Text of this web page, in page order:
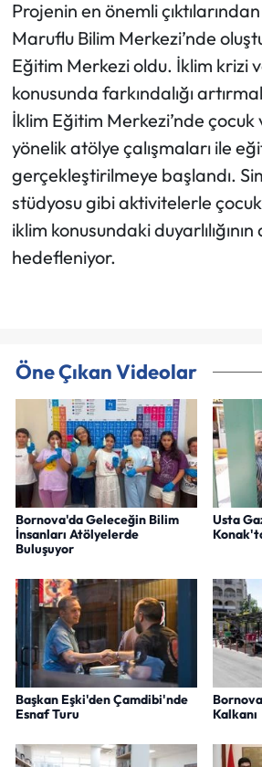
Projenin en önemli
Maruflu Bilim Merkezi’nde
Eğitim Merkezi oldu. İklim krizi
konusunda farkındalığı
İklim Eğitim Merkezi’nde çocuk
yönelik atölye çalışmaları ile
gerçekleştirilmeye başlandı.
stüdyosu gibi aktivitelerle
iklim konusundaki duyarlılığının
hedefleniyor.
Öne Çıkan Videolar
Bornova'da Geleceğin Bilim
İnsanları Atölyelerde
Buluşuyor
Usta
Başkan Eşki'den Çamdibi'nde
Esnaf Turu
Kalkanı